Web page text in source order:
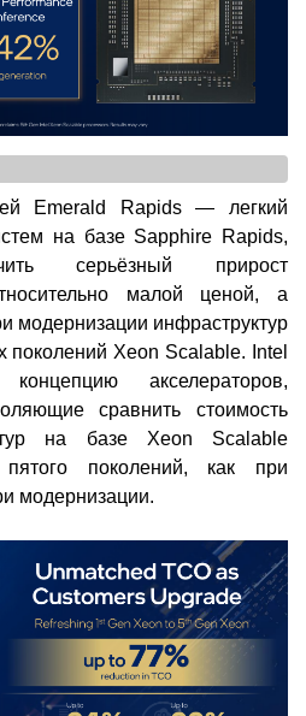
Emerald Rapids — легкий
на базе Sapphire Rapids,
серьёзный прирост
малой ценой, а
модернизации инфраструктур
поколений Xeon Scalable. Intel
акселераторов,
сравнить стоимость
на базе Xeon Scalable
поколений, как при
модернизации.